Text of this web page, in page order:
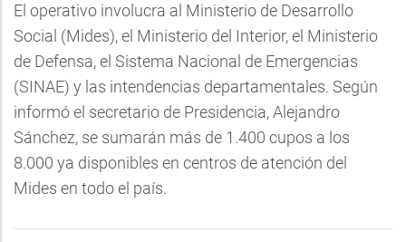
El operativo involucra al Ministerio de Desarrollo
Social (Mides), el Ministerio del Interior, el Ministerio
de Defensa, el Sistema Nacional de Emergencias
(SINAE) y las intendencias departamentales. Según
informó el secretario de Presidencia, Alejandro
Sánchez, se sumarán más de 1.400 cupos a los
8.000 ya disponibles en centros de atención del
Mides en todo el país.